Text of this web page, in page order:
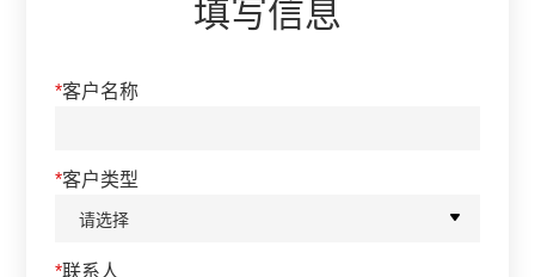
填写信息
*客户名称
*客户类型
*联系人